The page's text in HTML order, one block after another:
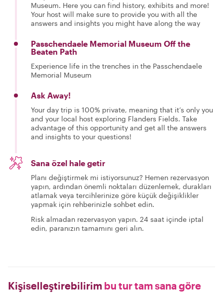
Museum. Here you can find history, exhibits and more!
Your host will make sure to provide you with all the
answers and insights you might have along the way
Passchendaele Memorial Museum Off the
Beaten Path
Experience life in the trenches in the Passchendaele
Memorial Museum
Ask Away!
Your day trip is 100% private, meaning that it’s only you
and your local host exploring Flanders Fields. Take
advantage of this opportunity and get all the answers
and insights to your questions!
Sana özel hale getir
Planı değiştirmek mi istiyorsunuz? Hemen rezervasyon
yapın, ardından önemli noktaları düzenlemek, durakları
atlamak veya tercihlerinize göre küçük değişiklikler
yapmak için rehberinizle sohbet edin.
Risk almadan rezervasyon yapın. 24 saat içinde iptal
edin, paranızın tamamını geri alın.
Kişiselleştirebilirim bu tur tam sana göre